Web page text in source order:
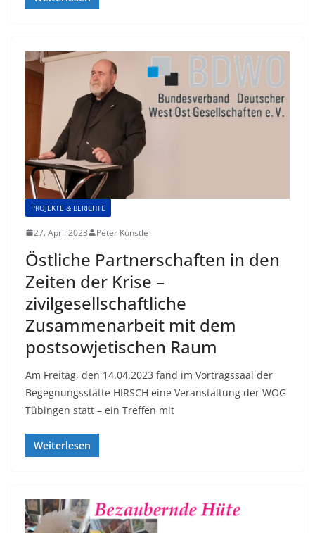
PROJEKTE & BERICHTE
27. April 2023 Peter Künstle
Östliche Partnerschaften in den
Zeiten der Krise –
zivilgesellschaftliche
Zusammenarbeit mit dem
postsowjetischen Raum
Am Freitag, den 14.04.2023 fand im Vortragssaal der
Begegnungsstätte HIRSCH eine Veranstaltung der WOG
Tübingen statt – ein Treffen mit
Weiterlesen